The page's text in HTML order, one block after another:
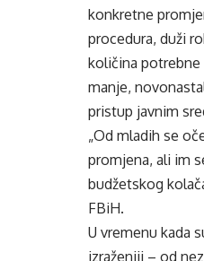
konkretne
procedura, duži
količina
manje,
pristup javnim
„Od mladih se
promjena, ali im
budžetskog
FBiH.
U vremenu kada
izraženiji – od